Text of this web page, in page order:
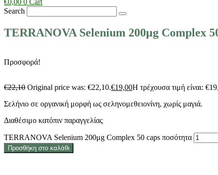
€0,00 0 Cart
Search
TERRANOVA Selenium 200μg Complex
Προσφορά!
€22,10 Original price was: €22,10.€19,00Η τρέχουσα τιμή είναι:
Σελήνιο σε οργανική μορφή ως σεληνομεθειονίνη, χωρίς μαγιά.
Διαθέσιμο κατόπιν παραγγελίας
TERRANOVA Selenium 200μg Complex 50 caps ποσότητα
Προσθήκη στο καλάθι